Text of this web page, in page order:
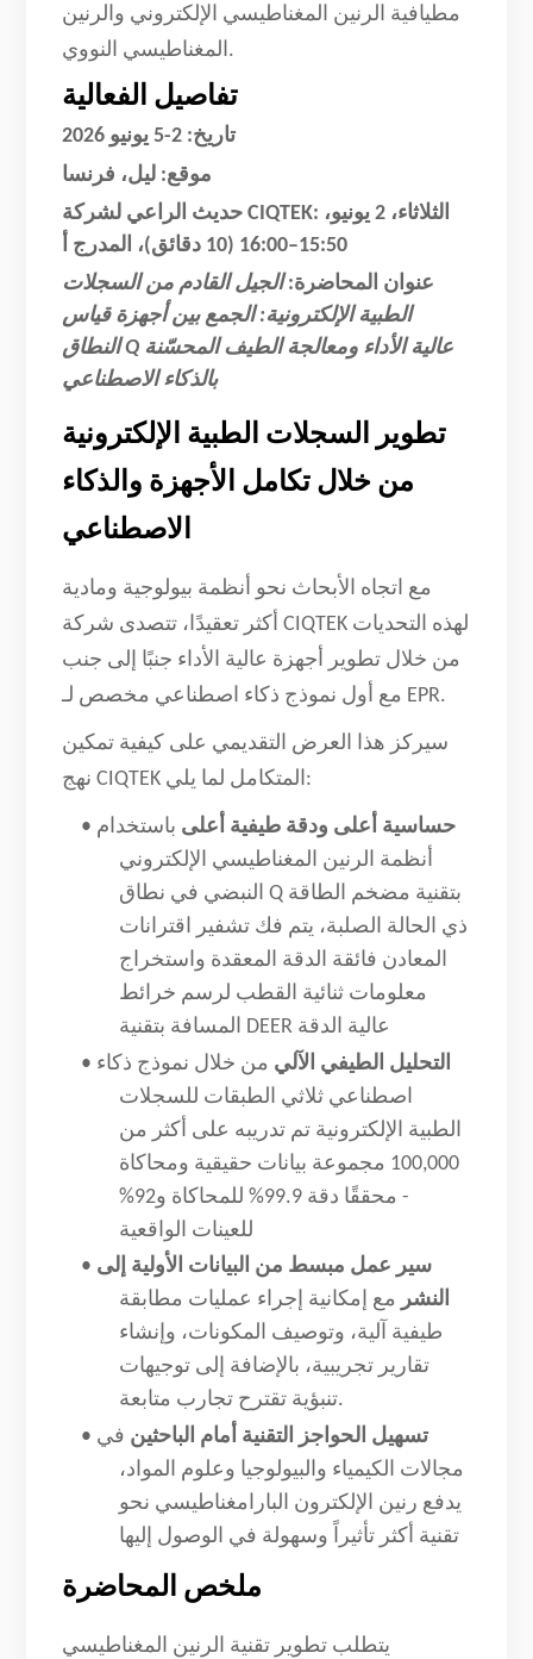
مطيافية الرنين المغناطيسي الإلكتروني والرنين
المغناطيسي النووي.
تفاصيل الفعالية
تاريخ: 2-5 يونيو 2026
موقع: ليل، فرنسا
حديث الراعي لشركة CIQTEK: الثلاثاء، 2 يونيو،
15:50–16:00 (10 دقائق)، المدرج أ
عنوان المحاضرة:الجيل القادم من السجلات
الطبية الإلكترونية:الجمع بين أجهزة قياس
النطاق Q عالية الأداء ومعالجة الطيف المحسّنة
بالذكاء الاصطناعي
تطوير السجلات الطبية الإلكترونية
من خلال تكامل الأجهزة والذكاء
الاصطناعي
مع اتجاه الأبحاث نحو أنظمة بيولوجية ومادية
أكثر تعقيدًا، تتصدى شركة CIQTEK لهذه التحديات
من خلال تطوير أجهزة عالية الأداء جنبًا إلى جنب
مع أول نموذج ذكاء اصطناعي مخصص لـ EPR.
سيركز هذا العرض التقديمي على كيفية تمكين
نهج CIQTEK المتكامل لما يلي:
• حساسية أعلى ودقة طيفية أعلى باستخدام
أنظمة الرنين المغناطيسي الإلكتروني
النبضي في نطاق Q بتقنية مضخم الطاقة
ذي الحالة الصلبة، يتم فك تشفير اقترانات
المعادن فائقة الدقة المعقدة واستخراج
معلومات ثنائية القطب لرسم خرائط
المسافة بتقنية DEER عالية الدقة
•
التحليل الطيفي الآلي من خلال نموذج ذكاء
اصطناعي ثلاثي الطبقات للسجلات
الطبية الإلكترونية تم تدريبه على أكثر من
100,000 مجموعة بيانات حقيقية ومحاكاة
- محققًا دقة 99.9% للمحاكاة و92%
للعينات الواقعية
• سير عمل مبسط من البيانات الأولية إلى
النشر مع إمكانية إجراء عمليات مطابقة
طيفية آلية، وتوصيف المكونات، وإنشاء
تقارير تجريبية، بالإضافة إلى توجيهات
تنبؤية تقترح تجارب متابعة.
•
تسهيل الحواجز التقنية أمام الباحثين في
مجالات الكيمياء والبيولوجيا وعلوم المواد،
يدفع رنين الإلكترون البارامغناطيسي نحو
تقنية أكثر تأثيراً وسهولة في الوصول إليها
ملخص المحاضرة
يتطلب تطوير تقنية الرنين المغناطيسي